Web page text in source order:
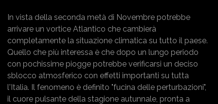
In vista della seconda metà di Novembre potrebbe
arrivare un vortice Atlantico che cambierà
completamente la situazione climatica su tutto il paese.
Quello che più interessa è che dopo un lungo periodo
con pochissime piogge potrebbe verificarsi un deciso
sblocco atmosferico con effetti importanti su tutta
l'Italia. Il fenomeno è definito "fucina delle perturbazioni",
il cuore pulsante della stagione autunnale, pronta a